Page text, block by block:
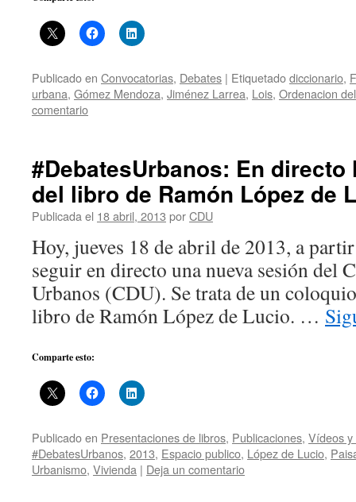
Publicado en Convocatorias, Debates | Etiquetadodiccionario,
urbana, Gómez Mendoza, Jiménez Larrea, Lois, Ordenacion
comentario
#DebatesUrbanos: En
del libro de Ramón López de
Publicada el 18 abril, 2013 porCDU
Hoy, jueves 18 de abril de 2013, a
seguir en directo una nueva sesión del
Urbanos (CDU). Se trata de un
libro de Ramón López de Lucio. …
Comparte esto:
Publicado en Presentaciones de libros, Publicaciones, Vídeos y
#DebatesUrbanos, 2013, Espacio publico, López de Lucio,
Urbanismo, Vivienda | Deja un comentario